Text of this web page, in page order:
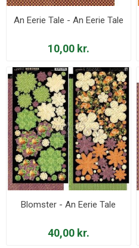
An Eerie Tale - An Eerie Tale
10,00 kr.
Blomster - An Eerie Tale
40,00 kr.